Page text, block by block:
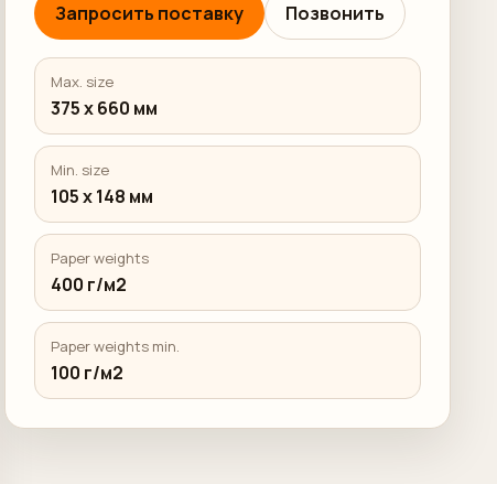
Запросить поставку Позвонить
Max. size
375 x 660 мм
Min. size
105 x 148 мм
Paper weights
400 г/м2
Paper weights min.
100 г/м2